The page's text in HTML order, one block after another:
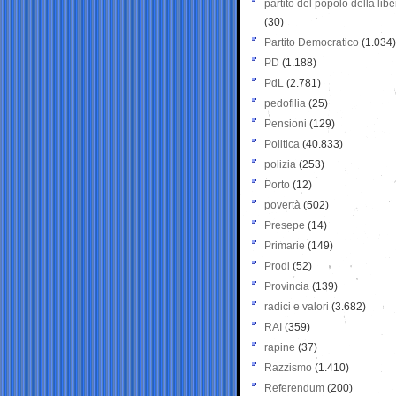
partito del popolo della
(30)
Partito Democratico (1.034)
PD (1.188)
PdL (2.781)
pedofilia (25)
Pensioni (129)
Politica (40.833)
polizia (253)
Porto (12)
povertà (502)
Presepe (14)
Primarie (149)
Prodi (52)
Provincia (139)
radici e valori (3.682)
RAI (359)
rapine (37)
Razzismo (1.410)
Referendum (200)